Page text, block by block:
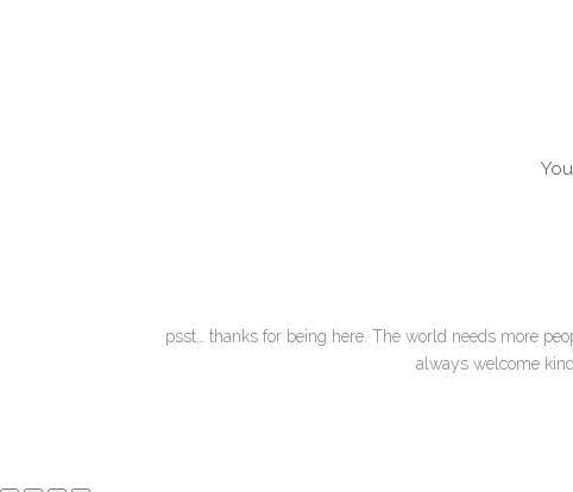
psst… thanks for being here. The world needs more
always welcome